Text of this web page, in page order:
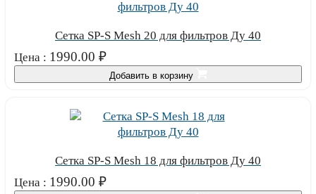
Сетка SP-S Mesh 20 для фильтров Ду 40
Цена : 1990.00 ₽
Добавить в корзину
Сетка SP-S Mesh 18 для фильтров Ду 40
Цена : 1990.00 ₽